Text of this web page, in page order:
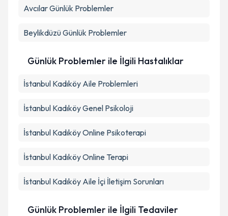
AvcılarGünlük Problemler
BeylikdüzüGünlük Problemler
Günlük Problemler ile İlgili Hastalıklar
İstanbul Kadıköy Aile Problemleri
İstanbul Kadıköy Genel Psikoloji
İstanbul Kadıköy Online Psikoterapi
İstanbul Kadıköy Online Terapi
İstanbul Kadıköy Aile İçi İletişim Sorunları
Günlük Problemler ile İlgili Tedaviler